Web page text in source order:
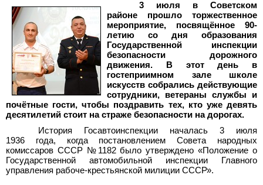
3 июля в Советском
районе прошло торжественное
мероприятие, посвящённое 90-
летию со дня образования
Государственной инспекции
безопасности дорожного
движения. В этот день в
гостеприимном зале школе
искусств собрались действующие
сотрудники, ветераны службы и
почётные гости, чтобы поздравить тех, кто уже девять
десятилетий стоит на страже безопасности на дорогах.
История Госавтоинспекции началась 3 июля
1936 года, когда постановлением Совета народных
комиссаров СССР №1182 было утверждено «Положение о
Государственной автомобильной инспекции Главного
управления рабоче-крестьянской милиции СССР».